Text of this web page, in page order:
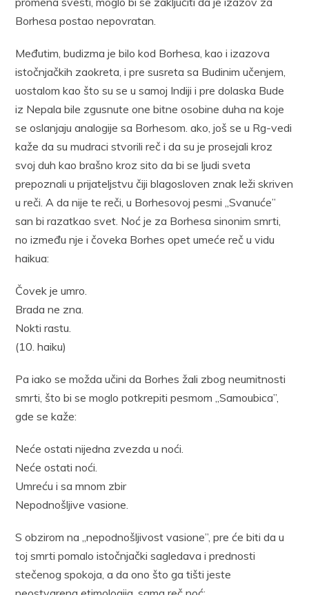
Borhesa postao nepovratan.
Međutim, budizma je bilo kod Borhesa, kao i izazova
istočnjačkih zaokreta, i pre susreta sa Budinim učenjem,
uostalom kao što su se u samoj Indiji i pre dolaska Bude
iz Nepala bile zgusnute one bitne osobine duha na koje
se oslanjaju analogije sa Borhesom. ako, još se u Rg-vedi
kaže da su mudraci stvorili reč i da su je prosejali kroz
svoj duh kao brašno kroz sito da bi se ljudi sveta
prepoznali u prijateljstvu čiji blagosloven znak leži skriven
u reči. A da nije te reči, u Borhesovoj pesmi „Svanuće”
san bi razatkao svet. Noć je za Borhesa sinonim smrti,
no između nje i čoveka Borhes opet umeće reč u vidu
haikua:
Čovek je umro.
Brada ne zna.
Nokti rastu.
(10. haiku)
Pa iako se možda učini da Borhes žali zbog neumitnosti
smrti, što bi se moglo potkrepiti pesmom „Samoubica”,
gde se kaže:
Neće ostati nijedna zvezda u noći.
Neće ostati noći.
Umreću i sa mnom zbir
Nepodnošljive vasione.
S obzirom na „nepodnošljivost vasione”, pre će biti da u
toj smrti pomalo istočnjački sagledava i prednosti
stečenog spokoja, a da ono što ga tišti jeste